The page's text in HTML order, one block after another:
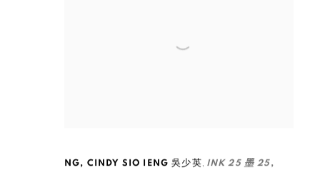
NG, CINDY SIO IENG 吳少英, INK 25 墨 25,